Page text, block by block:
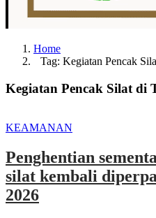
Home
Tag: Kegiatan Pencak
Kegiatan Pencak Silat di
KEAMANAN
Penghentian
silat kembali
2026